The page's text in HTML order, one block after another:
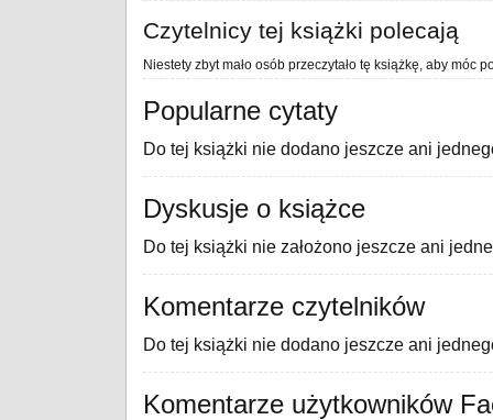
Czytelnicy tej książki polecają
Niestety zbyt mało osób przeczytało tę książkę, aby móc
Popularne cytaty
Do tej książki nie dodano jeszcze ani
Dyskusje o książce
Do tej książki nie założono jeszcze ani
Komentarze czytelników
Do tej książki nie dodano jeszcze ani
Komentarze użytkowników